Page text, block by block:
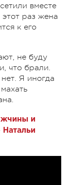
вместе
раз жена
к его
не буду
что брали.
Я иногда
и